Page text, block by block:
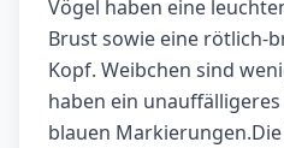
Vögel haben eine
Brust sowie eine rötlich-
Kopf. Weibchen sind
haben ein
blauen